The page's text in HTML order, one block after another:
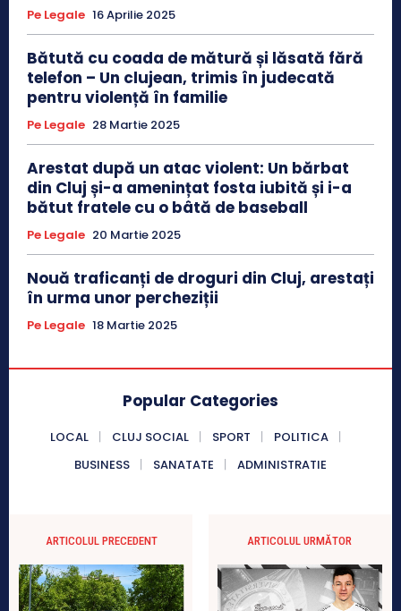
Pe Legale 16 Aprilie 2025
Bătută cu coada de mătură și lăsată fără
telefon – Un clujean, trimis în judecată
pentru violență în familie
Pe Legale 28 Martie 2025
Arestat după un atac violent: Un bărbat
din Cluj și-a amenințat fosta iubită și i-a
bătut fratele cu o bâtă de baseball
Pe Legale 20 Martie 2025
Nouă traficanți de droguri din Cluj, arestați
în urma unor percheziții
Pe Legale 18 Martie 2025
Popular Categories
LOCAL CLUJ SOCIAL SPORT
POLITICA
BUSINESS
SANATATE ADMINISTRATIE
ARTICOLUL PRECEDENT ARTICOLUL URMĂTOR